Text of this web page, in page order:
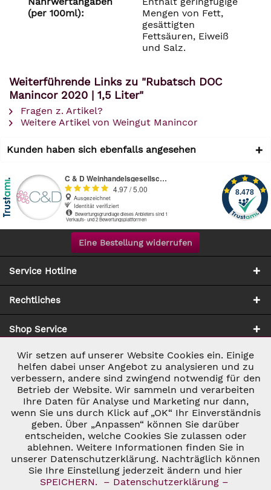
(per 100ml):
Mengen von Fett,
gesättigten
Fettsäuren, Eiweiß
und Salz.
Weiterführende Links zu "Rubatsch DOC
Manincor 2020 | 1,5 Liter"
Fragen z. Artikel?
Weitere Artikel von Weingut Manincor
Kunden haben sich ebenfalls angesehen
Eine Bestellung widerrufen
Service Hotline
Rechtliches
Shop Service
Zahlung & Versand
* ALLE PREISE INKL. GESETZL. UMSATZSTEUER ZZGL.
VERSANDKOSTEN UND GGF. NACHNAHMEGEBÜHREN, WENN NICHT
ANDERS BESCHRIEBEN
© 2026 C&D WEINHANDEL - ALL RIGHTS RESERVED. THEME BY
THEMEWARE®
Notwendig Aktiv
Marketing Inaktiv
Tracking Inaktiv
Personalisierung Inaktiv
Wir setzen auf unserer Website Cookies ein. Einige
helfen dabei unser Angebot zu analysieren und zu
verbessern, andere sind zwingend notwendig für den
Betrieb der Website. Wir sammeln und verarbeiten
Ihre Daten für Analyse und Marketing nur dann,
wenn Sie uns durch Klick auf „OK“ Ihr Einverständnis
geben. Über „Anpassen“ können Sie darüber
entscheiden, welche Cookies Sie zulassen oder
ablehnen. Weitere Informationen finden Sie in
unserer Datenschutzerklärung. Nachträglich können
Sie Ihre Einstellung jederzeit ändern und hier
SPEICHERN.
– Datenschutzerklärung –